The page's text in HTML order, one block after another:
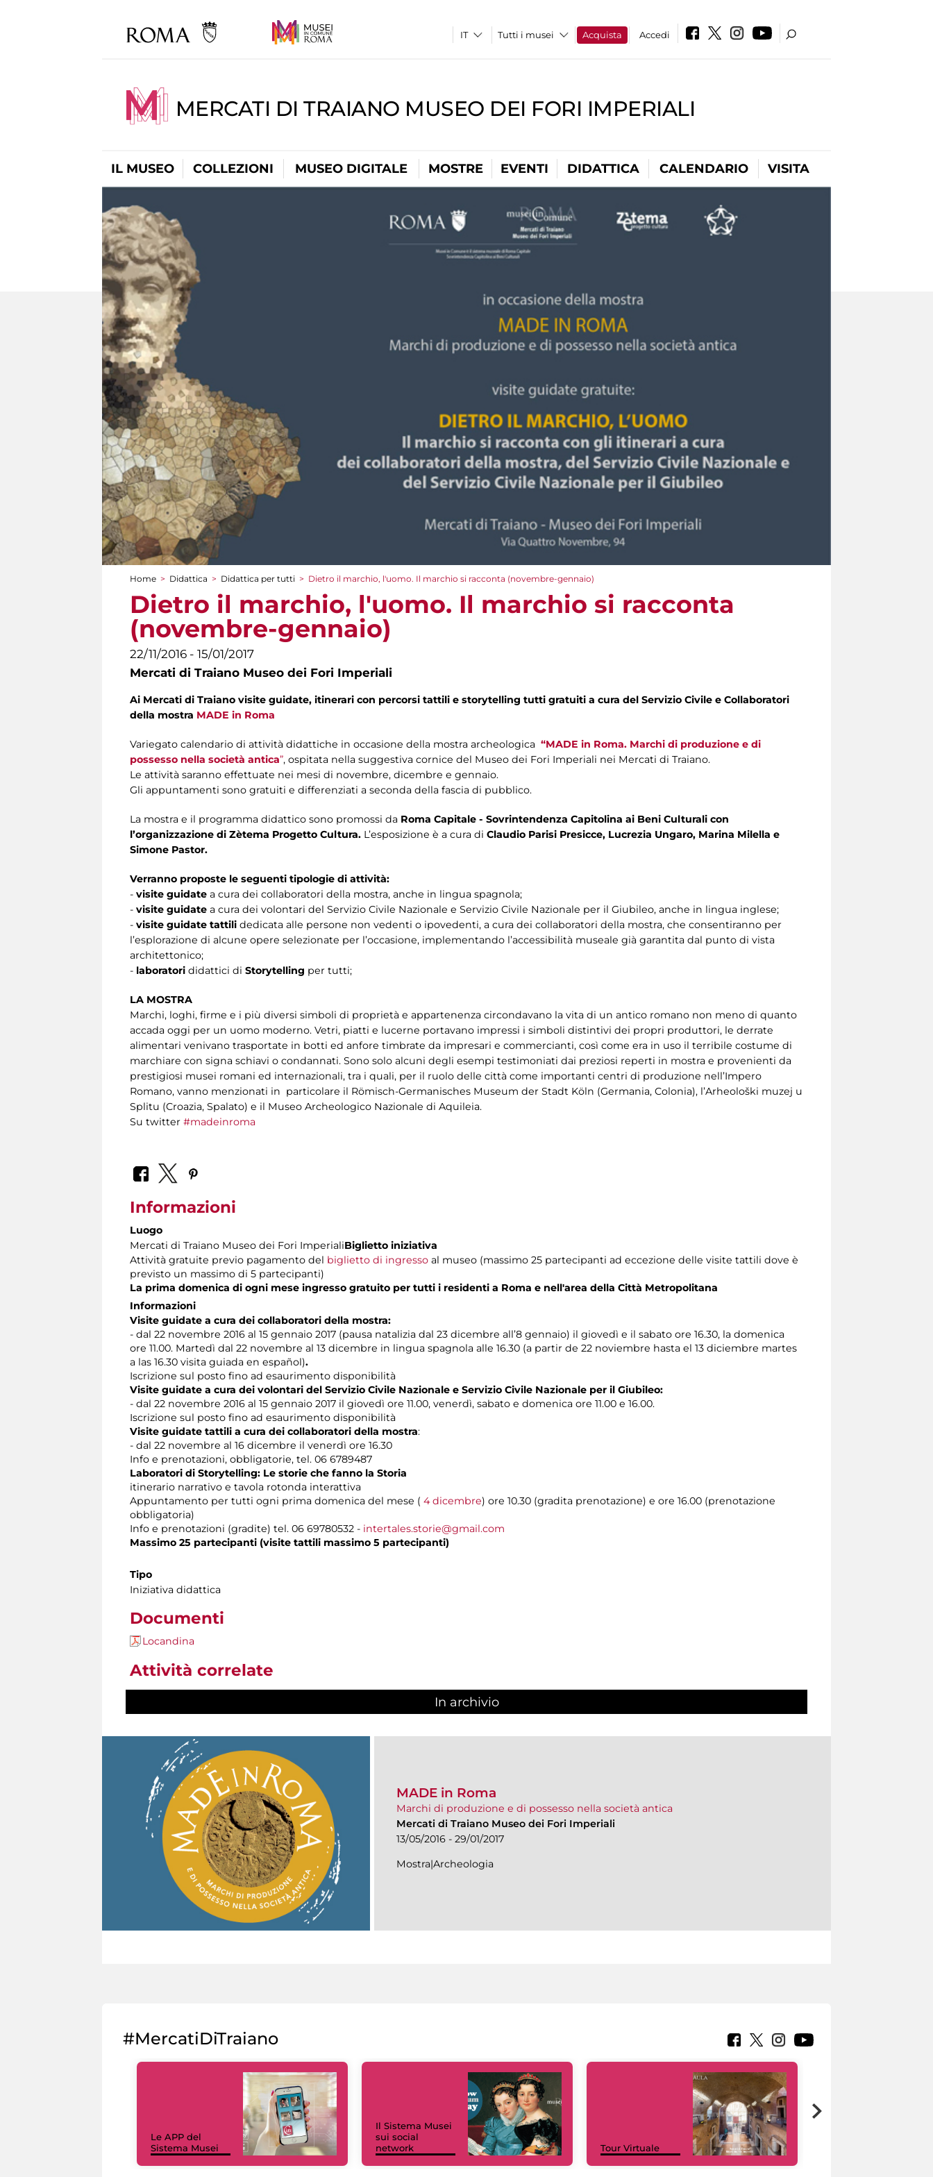
Tutti i musei Acquista Accedi
MERCATI DI TRAIANO MUSEO DEI FORI IMPERIALI
IL MUSEO COLLEZIONI MUSEO DIGITALE MOSTRE EVENTI DIDATTICA CALENDARIO VISITA
Tu sei qui
Home > Didattica > Didattica per tutti > Dietro il marchio, l'uomo. Il marchio si racconta (novembre-gennaio)
Dietro il marchio, l'uomo. Il marchio si racconta
(novembre-gennaio)
22/11/2016 - 15/01/2017
Mercati di Traiano Museo dei Fori Imperiali
Ai Mercati di Traiano visite guidate, itinerari con percorsi tattili e storytelling tutti gratuiti a cura del Servizio Civile e Collaboratori
della mostra MADE in Roma
Variegato calendario di attività didattiche in occasione della mostra archeologica “MADE in Roma. Marchi di produzione e di
possesso nella società antica”, ospitata nella suggestiva cornice del Museo dei Fori Imperiali nei Mercati di Traiano.
Le attività saranno effettuate nei mesi di novembre, dicembre e gennaio.
Gli appuntamenti sono gratuiti e differenziati a seconda della fascia di pubblico.
La mostra e il programma didattico sono promossi da Roma Capitale - Sovrintendenza Capitolina ai Beni Culturali con
l’organizzazione di Zètema Progetto Cultura. L’esposizione è a cura di Claudio Parisi Presicce, Lucrezia Ungaro, Marina Milella e
Simone Pastor.
Verranno proposte le seguenti tipologie di attività:
- visite guidate a cura dei collaboratori della mostra, anche in lingua spagnola;
- visite guidate a cura dei volontari del Servizio Civile Nazionale e Servizio Civile Nazionale per il Giubileo, anche in lingua inglese;
- visite guidate tattili dedicata alle persone non vedenti o ipovedenti, a cura dei collaboratori della mostra, che consentiranno per
l’esplorazione di alcune opere selezionate per l’occasione, implementando l’accessibilità museale già garantita dal punto di vista
architettonico;
- laboratori didattici di Storytelling per tutti;
LA MOSTRA
Marchi, loghi, firme e i più diversi simboli di proprietà e appartenenza circondavano la vita di un antico romano non meno di quanto
accada oggi per un uomo moderno. Vetri, piatti e lucerne portavano impressi i simboli distintivi dei propri produttori, le derrate
alimentari venivano trasportate in botti ed anfore timbrate da impresari e commercianti, così come era in uso il terribile costume di
marchiare con signa schiavi o condannati. Sono solo alcuni degli esempi testimoniati dai preziosi reperti in mostra e provenienti da
prestigiosi musei romani ed internazionali, tra i quali, per il ruolo delle città come importanti centri di produzione nell’Impero
Romano, vanno menzionati in particolare il Römisch-Germanisches Museum der Stadt Köln (Germania, Colonia), l’Arheološki muzej u
Splitu (Croazia, Spalato) e il Museo Archeologico Nazionale di Aquileia.
Su twitter #madeinroma
Informazioni
Luogo
Mercati di Traiano Museo dei Fori ImperialiBiglietto iniziativa
Attività gratuite previo pagamento del biglietto di ingresso al museo (massimo 25 partecipanti ad eccezione delle visite tattili dove è
previsto un massimo di 5 partecipanti)
La prima domenica di ogni mese ingresso gratuito per tutti i residenti a Roma e nell'area della Città Metropolitana
Informazioni
Visite guidate a cura dei collaboratori della mostra:
- dal 22 novembre 2016 al 15 gennaio 2017 (pausa natalizia dal 23 dicembre all’8 gennaio) il giovedì e il sabato ore 16.30, la domenica
ore 11.00. Martedì dal 22 novembre al 13 dicembre in lingua spagnola alle 16.30 (a partir de 22 noviembre hasta el 13 diciembre martes
a las 16.30 visita guiada en español).
Iscrizione sul posto fino ad esaurimento disponibilità
Visite guidate a cura dei volontari del Servizio Civile Nazionale e Servizio Civile Nazionale per il Giubileo:
- dal 22 novembre 2016 al 15 gennaio 2017 il giovedì ore 11.00, venerdì, sabato e domenica ore 11.00 e 16.00.
Iscrizione sul posto fino ad esaurimento disponibilità
Visite guidate tattili a cura dei collaboratori della mostra:
- dal 22 novembre al 16 dicembre il venerdì ore 16.30
Info e prenotazioni, obbligatorie, tel. 06 6789487
Laboratori di Storytelling: Le storie che fanno la Storia
itinerario narrativo e tavola rotonda interattiva
Appuntamento per tutti ogni prima domenica del mese ( 4 dicembre) ore 10.30 (gradita prenotazione) e ore 16.00 (prenotazione
obbligatoria)
Info e prenotazioni (gradite) tel. 06 69780532 - intertales.storie@gmail.com
Massimo 25 partecipanti (visite tattili massimo 5 partecipanti)
Tipo
Iniziativa didattica
Documenti
Locandina
Attività correlate
In archivio
MADE in Roma
Marchi di produzione e di possesso nella società antica
Mercati di Traiano Museo dei Fori Imperiali
13/05/2016 - 29/01/2017
Mostra|Archeologia
#MercatiDiTraiano
Le APP del
Sistema Musei
Il Sistema Musei
sui social
network
Tour Virtuale